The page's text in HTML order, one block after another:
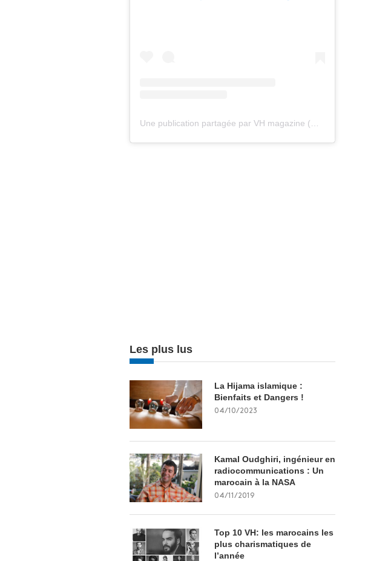
Les plus lus
La Hijama islamique :
Bienfaits et Dangers !
04/10/2023
Kamal Oudghiri, ingénieur en
radiocommunications : Un
marocain à la NASA
04/11/2019
Top 10 VH: les marocains les
plus charismatiques de
l’année